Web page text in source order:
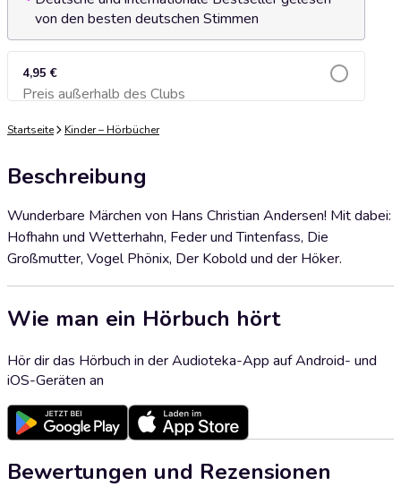
von den besten deutschen Stimmen
4,95 €
Preis außerhalb des ClubsZum Warenkorb hinzufügen
Startseite Kinder – Hörbücher
Beschreibung
Wunderbare Märchen von Hans Christian Andersen! Mit dabei:
Hofhahn und Wetterhahn, Feder und Tintenfass, Die
Großmutter, Vogel Phönix, Der Kobold und der Höker.
Wie man ein Hörbuch hört
Hör dir das Hörbuch in der Audioteka-App auf Android- und
iOS-Geräten an
Bewertungen und Rezensionen